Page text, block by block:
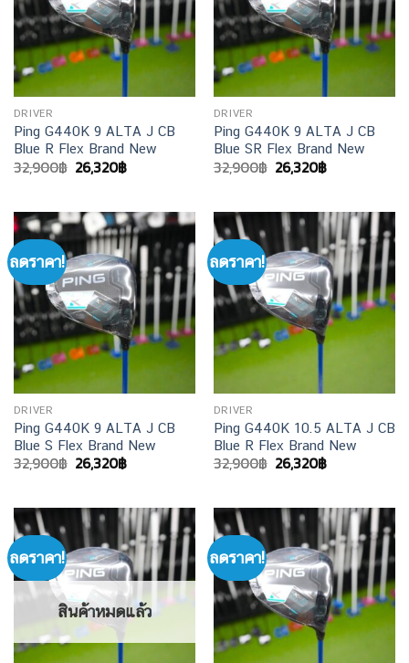
DRIVER
Ping G440K 9 ALTA J CB
Blue R Flex Brand New
32,900฿ Original
price
32,900฿.
26,320฿Current
26,320฿.
DRIVER
Ping G440K 9 ALTA J CB
Blue SR Flex Brand New
32,900฿ Original
price
32,900฿.
26,320฿Current
26,320฿.
ลดราคา!
DRIVER
Ping G440K 9 ALTA J CB
Blue S Flex Brand New
32,900฿ Original
price
32,900฿.
26,320฿Current
26,320฿.
ลดราคา!
DRIVER
Ping G440K 10.5 ALTA J CB
Blue R Flex Brand New
32,900฿ Original
price
32,900฿.
26,320฿Current
26,320฿.
ลดราคา!
สินค้าหมดแล้ว
ลดราคา!